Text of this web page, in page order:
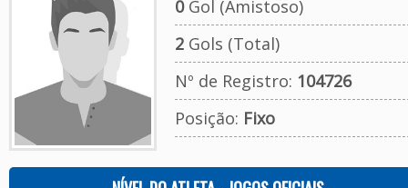
0Gol (Amistoso)
2Gols (Total)
Nº de Registro: 104726
Posição: Fixo